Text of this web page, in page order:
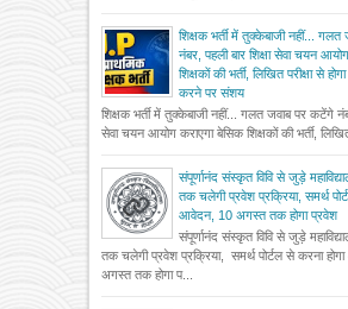
शिक्षक भर्ती में तुक्केबाजी नहीं...
नंबर, पहली बार शिक्षा सेवा चयन
शिक्षकों की भर्ती, लिखित परीक्षा से
करने पर संशय
शिक्षक भर्ती में तुक्केबाजी नहीं... गलत जवाब पर कटेंगे
सेवा चयन आयोग कराएगा बेसिक शिक्षकों की भर्ती, लिखित
संपूर्णानंद संस्कृत विवि से जुड़े
तक चलेगी प्रवेश प्रक्रिया, समर्थ
आवेदन, 10 अगस्त तक होगा प्रवेश
संपूर्णानंद संस्कृत विवि से जुड़े
तक चलेगी प्रवेश प्रक्रिया, समर्थ पोर्टल से करना
अगस्त तक होगा प...